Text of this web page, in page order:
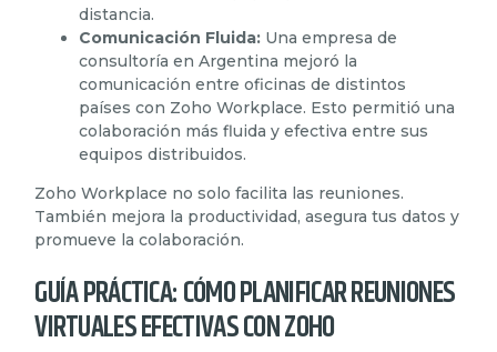
distancia.
Comunicación Fluida: Una empresa de
consultoría en Argentina mejoró la
comunicación entre oficinas de distintos
países con Zoho Workplace. Esto permitió una
colaboración más fluida y efectiva entre sus
equipos distribuidos.
Zoho Workplace no solo facilita las reuniones.
También mejora la productividad, asegura tus datos y
promueve la colaboración.
GUÍA PRÁCTICA: CÓMO PLANIFICAR REUNIONES
VIRTUALES EFECTIVAS CON ZOHO